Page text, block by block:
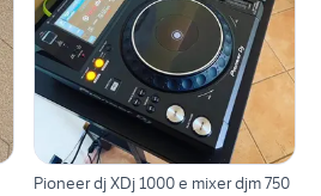
Pioneer dj XDj 1000 e mixer djm 750